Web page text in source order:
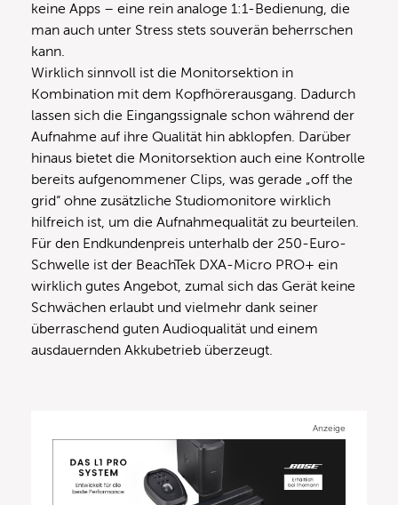
keine Apps – eine rein analoge 1:1-Bedienung, die
man auch unter Stress stets souverän beherrschen
kann.
Wirklich sinnvoll ist die Monitorsektion in
Kombination mit dem Kopfhörerausgang. Dadurch
lassen sich die Eingangssignale schon während der
Aufnahme auf ihre Qualität hin abklopfen. Darüber
hinaus bietet die Monitorsektion auch eine Kontrolle
bereits aufgenommener Clips, was gerade „off the
grid“ ohne zusätzliche Studiomonitore wirklich
hilfreich ist, um die Aufnahmequalität zu beurteilen.
Für den Endkundenpreis unterhalb der 250-Euro-
Schwelle ist der BeachTek DXA-Micro PRO+ ein
wirklich gutes Angebot, zumal sich das Gerät keine
Schwächen erlaubt und vielmehr dank seiner
überraschend guten Audioqualität und einem
ausdauernden Akkubetrieb überzeugt.
Anzeige